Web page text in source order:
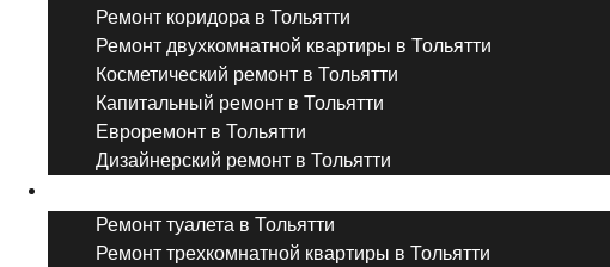
Ремонт коридора в Тольятти
Ремонт двухкомнатной квартиры в Тольятти
Косметический ремонт в Тольятти
Капитальный ремонт в Тольятти
Евроремонт в Тольятти
Дизайнерский ремонт в Тольятти
Ремонт туалета в Тольятти
Ремонт трехкомнатной квартиры в Тольятти